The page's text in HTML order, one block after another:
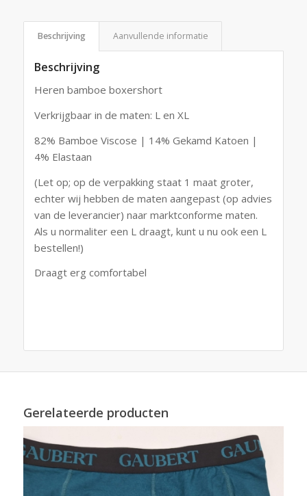
Beschrijving Aanvullende informatie
Beschrijving
Heren bamboe boxershort
Verkrijgbaar in de maten: L en XL
82% Bamboe Viscose | 14% Gekamd Katoen |
4% Elastaan
(Let op; op de verpakking staat 1 maat groter,
echter wij hebben de maten aangepast (op advies
van de leverancier) naar marktconforme maten.
Als u normaliter een L draagt, kunt u nu ook een L
bestellen!)
Draagt erg comfortabel
Gerelateerde producten